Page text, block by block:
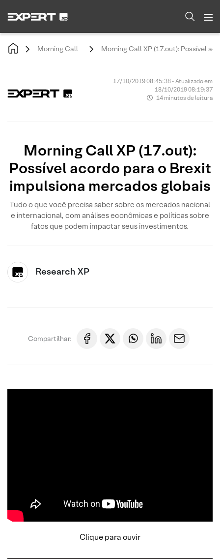
Morning Call Morning Call XP (17.out): Possível
17/10/2019 08:45:38 • Atualizado em
18/10/2019 08:19:37
14 minutos de leitura
Morning Call XP (17.out):
Possível acordo para o Brexit
impulsiona mercados globais
Tudo o que você precisa saber sobre os mercados nacional
e internacional, com análises econômicas e políticas sobre
fatos que podem impactar seus investimentos.
Research XP
Compartilhar:
Clique para ouvir